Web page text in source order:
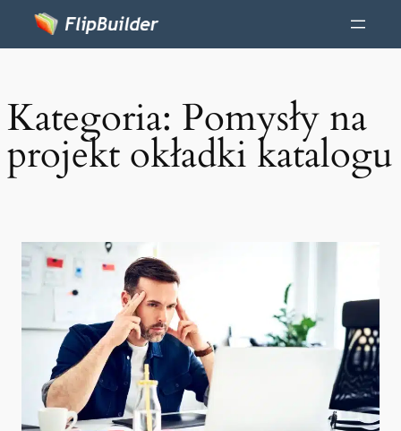
Kategoria: Pomysły na
projekt okładki katalogu